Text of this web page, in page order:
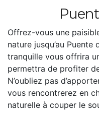
Offrez-vous une
nature jusqu’au
tranquille vous offrira
permettra de profiter
N’oubliez pas
vous rencontrerez en
naturelle à couper le